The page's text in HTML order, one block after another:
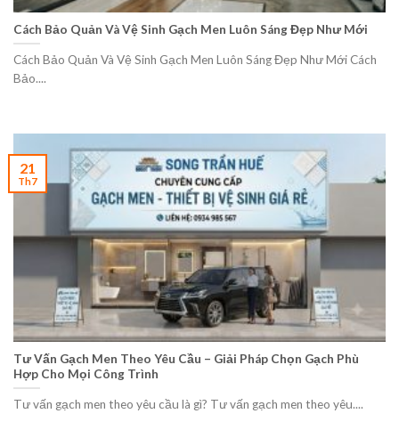
Cách Bảo Quản Và Vệ Sinh Gạch Men Luôn Sáng Đẹp Như Mới
Cách Bảo Quản Và Vệ Sinh Gạch Men Luôn Sáng Đẹp Như Mới Cách
Bảo....
Tư Vấn Gạch Men Theo Yêu Cầu – Giải Pháp Chọn Gạch Phù
Hợp Cho Mọi Công Trình
Tư vấn gạch men theo yêu cầu là gì? Tư vấn gạch men theo yêu....
21
Th7